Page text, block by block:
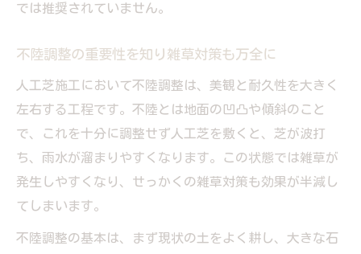
雨や酷暑にも強い庭へ人工芝で実現する
酷暑や雨に強い人工芝の施工法解説
庭の人工芝で長持ちさせるための工夫
人工芝の劣化を防ぐメンテナンス術
では推奨されていません。
不陸調整の重要性を知り雑草対策も万全に
人工芝施工において不陸調整は、美観と耐久性を大きく
左右する工程です。不陸とは地面の凹凸や傾斜のこと
で、これを十分に調整せず人工芝を敷くと、芝が波打
ち、雨水が溜まりやすくなります。この状態では雑草が
発生しやすくなり、せっかくの雑草対策も効果が半減し
てしまいます。
不陸調整の基本は、まず現状の土をよく耕し、大きな石